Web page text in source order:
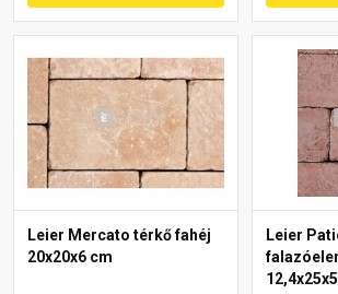
Leier Mercato térkő fahéj
20x20x6 cm
Leier